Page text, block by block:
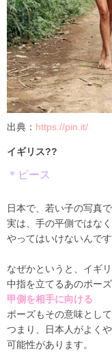
出典： https://pin.it/
イギリス??
＊ピース
日本で、若い子の写真
実は、手の平側ではな
やってはいけないんです
なぜかというと、イギ
中指を立てるあのポーズ
甲側を相手に向ける
ポーズもその意味とし
つまり、日本人がよく
可能性があります。